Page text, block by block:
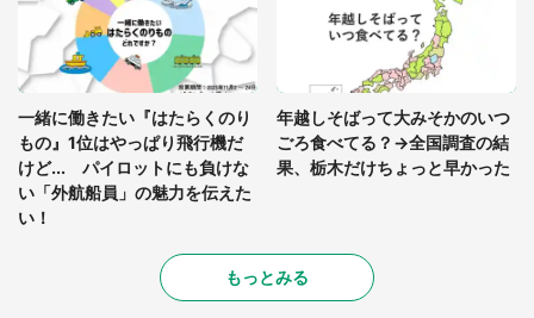
一緒に働きたい『はたらくのり
もの』1位はやっぱり飛行機だ
けど... パイロットにも負けな
い「外航船員」の魅力を伝えた
い！
年越しそばって大みそかのいつ
ごろ食べてる？→全国調査の結
果、栃木だけちょっと早かった
もっとみる